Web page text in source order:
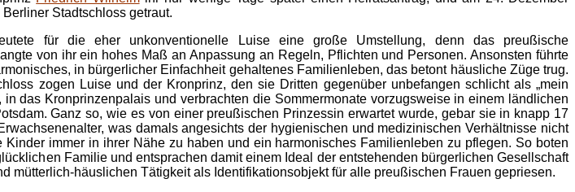
Stadtschloss getraut.
für die eher unkonventionelle Luise eine große Umstellung, denn das preußische
von ihr ein hohes Maß an Anpassung an Regeln, Pflichten und Personen. Ansonsten führte
in bürgerlicher Einfachheit gehaltenes Familienleben, das betont häusliche Züge trug.
zogen Luise und der Kronprinz, den sie Dritten gegenüber unbefangen schlicht als „mein
in das Kronprinzenpalais und verbrachten die Sommermonate vorzugsweise in einem ländlichen
Ganz so, wie es von einer preußischen Prinzessin erwartet wurde, gebar sie in knapp 17
was damals angesichts der hygienischen und medizinischen Verhältnisse nicht
immer in ihrer Nähe zu haben und ein harmonisches Familienleben zu pflegen. So boten
Familie und entsprachen damit einem Ideal der entstehenden bürgerlichen Gesellschaft
mütterlich-häuslichen Tätigkeit als Identifikationsobjekt für alle preußischen Frauen gepriesen.